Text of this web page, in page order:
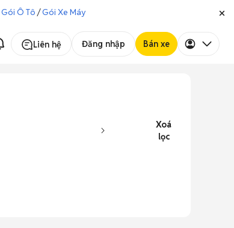
Gói Ô Tô /Gói Xe Máy
Liên hệ Đăng nhập Bán xe
Xoá
lọc